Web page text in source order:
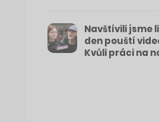
Navštívili jsme
den pouští
Kvůli práci na